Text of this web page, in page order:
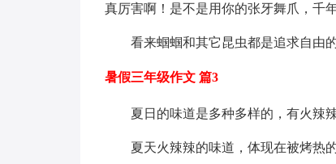
真厉害啊！是不是用你的张牙舞爪，千
看来蝈蝈和其它昆虫都是追求自由的
暑假三年级作文 篇3
夏日的味道是多种多样的，有火辣
夏天火辣辣的味道，体现在被烤热